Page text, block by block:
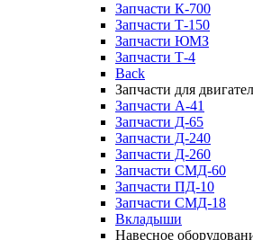
Запчасти К-700
Запчасти Т-150
Запчасти ЮМЗ
Запчасти Т-4
Back
Запчасти для
Запчасти А-41
Запчасти Д-65
Запчасти Д-240
Запчасти Д-260
Запчасти СМД-60
Запчасти ПД-10
Запчасти СМД-18
Вкладыши
Навесное